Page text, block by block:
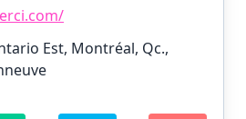
Est, Montréal, Qc.,